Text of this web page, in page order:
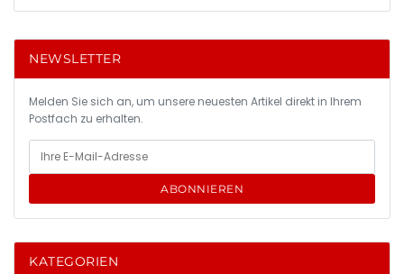
NEWSLETTER
Melden Sie sich an, um unsere neuesten Artikel direkt in Ihrem
Postfach zu erhalten.
ABONNIEREN
KATEGORIEN